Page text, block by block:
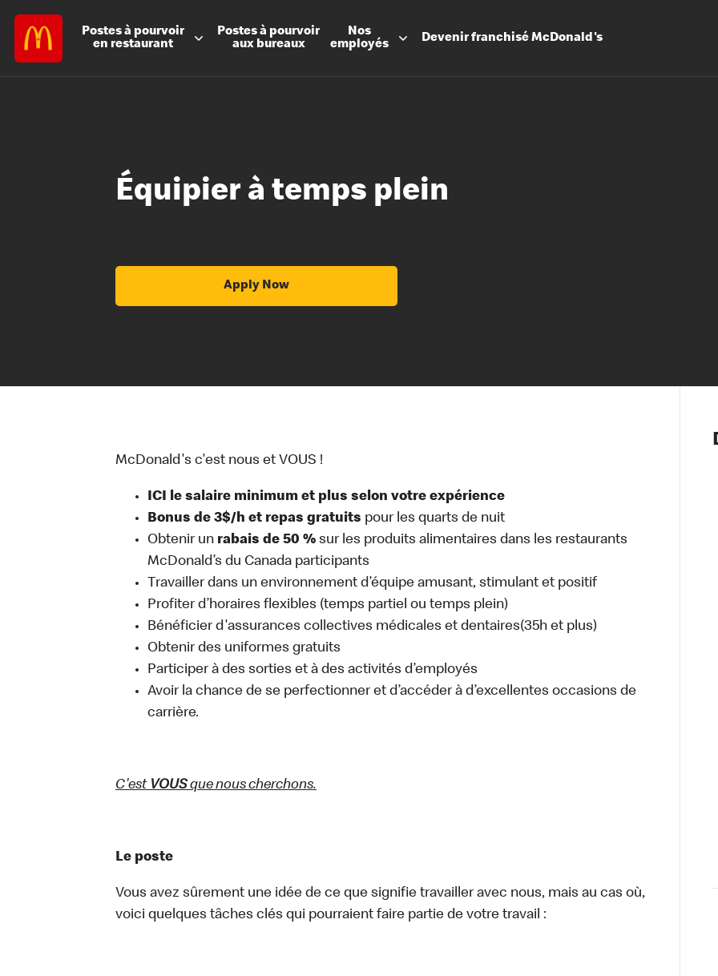
Postes à pourvoir
en restaurant
Postes à pourvoir
aux bureaux
Nos
employés
DevenirfranchiséMcDonald's
Les
Notre
Nos
Santé et
Équipier à temps plein
Apply Now
McDonald's c'est nous et VOUS !
ICI le salaire minimum et plus selon votre expérience
Bonus de 3$/h et repas gratuits pour les quarts de nuit
Obtenir un rabais de 50 % sur les produits alimentaires dans les restaurants
McDonald’s du Canada participants
Travailler dans un environnement d’équipe amusant, stimulant et positif
Profiter d’horaires flexibles (temps partiel ou temps plein)
Bénéficier d'assurances collectives médicales et dentaires(35h et plus)
Obtenir des uniformes gratuits
Participer à des sorties et à des activités d’employés
Avoir la chance de se perfectionner et d’accéder à d’excellentes occasions de
carrière.
C'est VOUSque nous cherchons.
Le poste
Vous avez sûrement une idée de ce que signifie travailler avec nous, mais au cas où,
voici quelques tâches clés qui pourraient faire partie de votre travail :